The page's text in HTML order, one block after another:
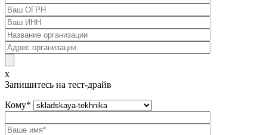
x
Запишитесь на тест-драйв
Кому*